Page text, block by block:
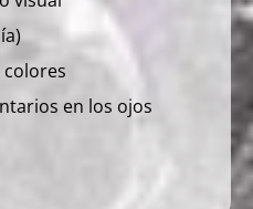
colores
en los ojos